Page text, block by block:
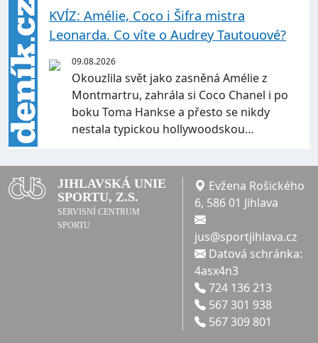
KVÍZ: Amélie, Coco i Šifra mistra
Leonarda. Co víte o Audrey Tautouové?
09.08.2026
Okouzlila svět jako zasněná Amélie z
Montmartru, zahrála si Coco Chanel i po
boku Toma Hankse a přesto se nikdy
nestala typickou hollywoodskou…
JIHLAVSKÁ UNIE
SPORTU, Z.S.
SERVISNÍ CENTRUM
SPORTU
Evžena Rošického
6, 586 01 Jihlava
jus@sportjihlava.cz
Datová schránka:
4asx4n3
724 136 213
567 301 938
567 309 801